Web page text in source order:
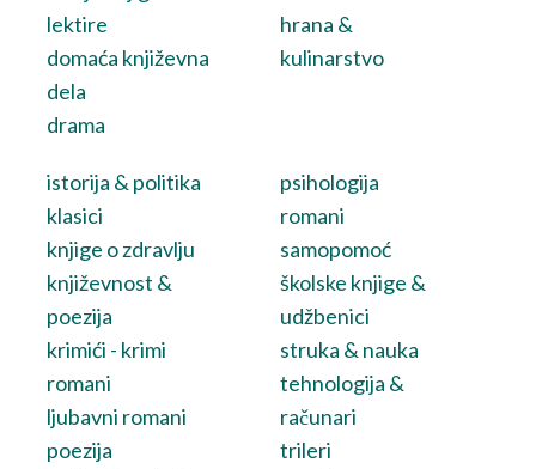
lektire
domaća književna
dela
drama
hrana &
kulinarstvo
istorija & politika
klasici
knjige o zdravlju
književnost &
poezija
krimići - krimi
romani
ljubavni romani
poezija
psihologija
romani
samopomoć
školske knjige &
udžbenici
struka & nauka
tehnologija &
računari
trileri